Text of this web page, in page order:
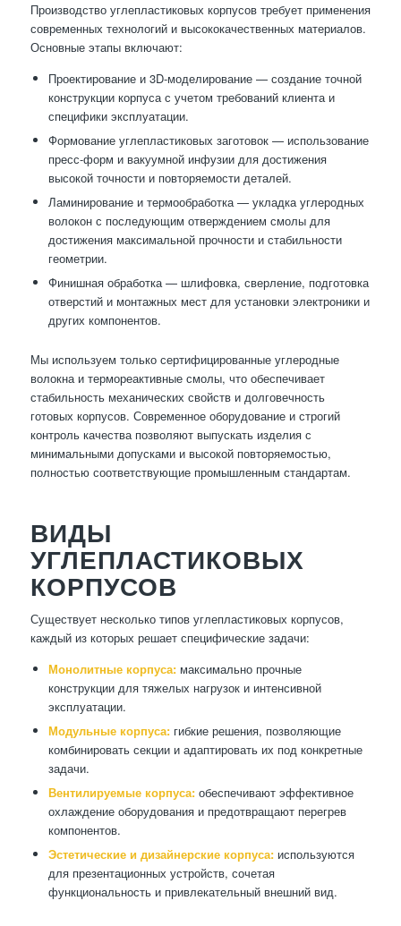
Производство углепластиковых корпусов требует применения
современных технологий и высококачественных материалов.
Основные этапы включают:
Проектирование и 3D-моделирование — создание точной
конструкции корпуса с учетом требований клиента и
специфики эксплуатации.
Формование углепластиковых заготовок — использование
пресс-форм и вакуумной инфузии для достижения
высокой точности и повторяемости деталей.
Ламинирование и термообработка — укладка углеродных
волокон с последующим отверждением смолы для
достижения максимальной прочности и стабильности
геометрии.
Финишная обработка — шлифовка, сверление, подготовка
отверстий и монтажных мест для установки электроники и
других компонентов.
Мы используем только сертифицированные углеродные
волокна и термореактивные смолы, что обеспечивает
стабильность механических свойств и долговечность
готовых корпусов. Современное оборудование и строгий
контроль качества позволяют выпускать изделия с
минимальными допусками и высокой повторяемостью,
полностью соответствующие промышленным стандартам.
ВИДЫ
УГЛЕПЛАСТИКОВЫХ
КОРПУСОВ
Существует несколько типов углепластиковых корпусов,
каждый из которых решает специфические задачи:
Монолитные корпуса:максимально прочные
конструкции для тяжелых нагрузок и интенсивной
эксплуатации.
Модульные корпуса:гибкие решения, позволяющие
комбинировать секции и адаптировать их под конкретные
задачи.
Вентилируемые корпуса:обеспечивают эффективное
охлаждение оборудования и предотвращают перегрев
компонентов.
Эстетические и дизайнерские корпуса:используются
для презентационных устройств, сочетая
функциональность и привлекательный внешний вид.